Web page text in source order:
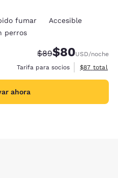
fumar
Accesible
perros
Precio tachado:
$89Precio con
$80USD/noche
Tarifa para socios
Ver
$87 total
ahora